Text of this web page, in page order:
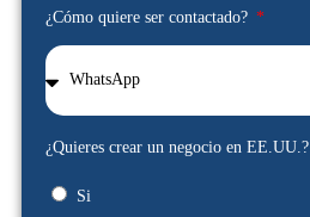
¿Cómo quiere ser contactado?
¿Quieres crear un negocio en EE.UU.?
Si